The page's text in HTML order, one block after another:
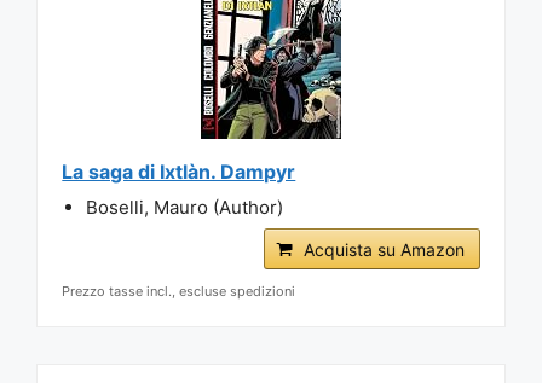
La saga di Ixtlàn. Dampyr
Boselli, Mauro (Author)
Acquista su Amazon
Prezzo tasse incl., escluse spedizioni